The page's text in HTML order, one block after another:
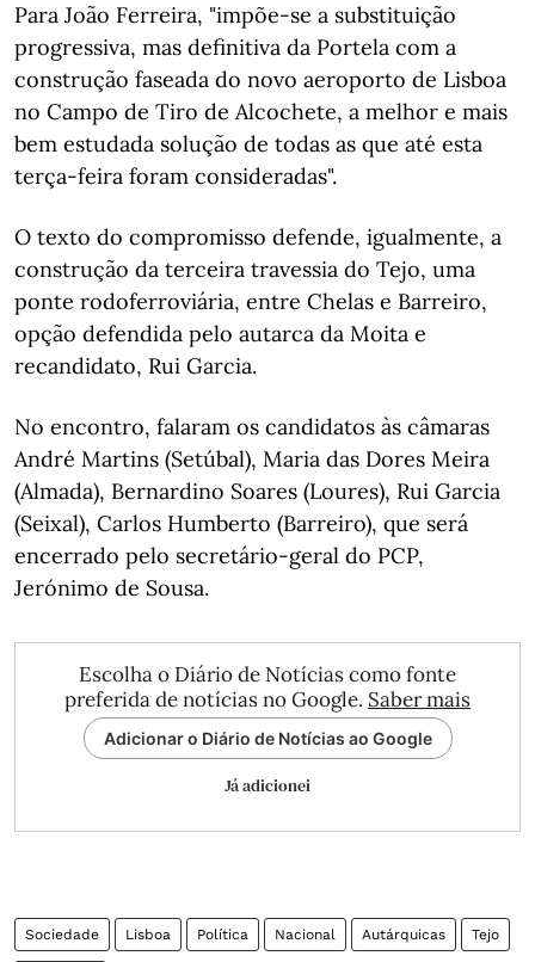
Para João Ferreira, "impõe-se a substituição
progressiva, mas definitiva da Portela com a
construção faseada do novo aeroporto de Lisboa
no Campo de Tiro de Alcochete, a melhor e mais
bem estudada solução de todas as que até esta
terça-feira foram consideradas".
O texto do compromisso defende, igualmente, a
construção da terceira travessia do Tejo, uma
ponte rodoferroviária, entre Chelas e Barreiro,
opção defendida pelo autarca da Moita e
recandidato, Rui Garcia.
No encontro, falaram os candidatos às câmaras
André Martins (Setúbal), Maria das Dores Meira
(Almada), Bernardino Soares (Loures), Rui Garcia
(Seixal), Carlos Humberto (Barreiro), que será
encerrado pelo secretário-geral do PCP,
Jerónimo de Sousa.
Escolha o Diário de Notícias como fonte
preferida de notícias no Google. Saber mais
Adicionar o Diário de Notícias ao Google
Já adicionei
Sociedade Lisboa Política Nacional Autárquicas Tejo